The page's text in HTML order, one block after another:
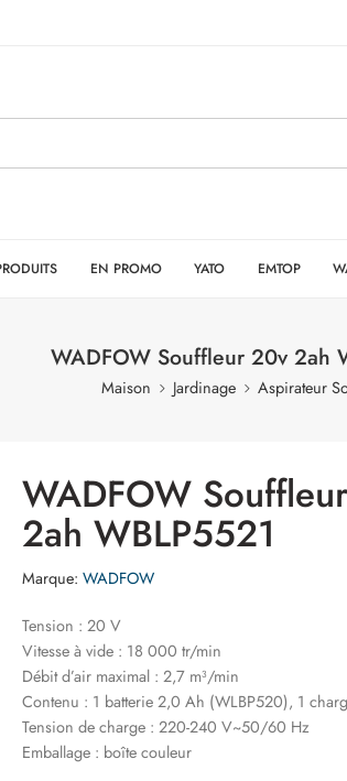
EN PROMO YATO EMTOP
WADFOW Souffleur 20v 2ah
Maison Jardinage Aspirateur
WADFOW
2ah WBLP5521
Marque: WADFOW
Tension : 20 V
Vitesse à vide : 18 000 tr/min
Débit d’air maximal : 2,7 m³/min
Contenu : 1 batterie 2,0 Ah (WLBP520), 1
Tension de charge : 220-240 V~50/60 Hz
Emballage : boîte couleur